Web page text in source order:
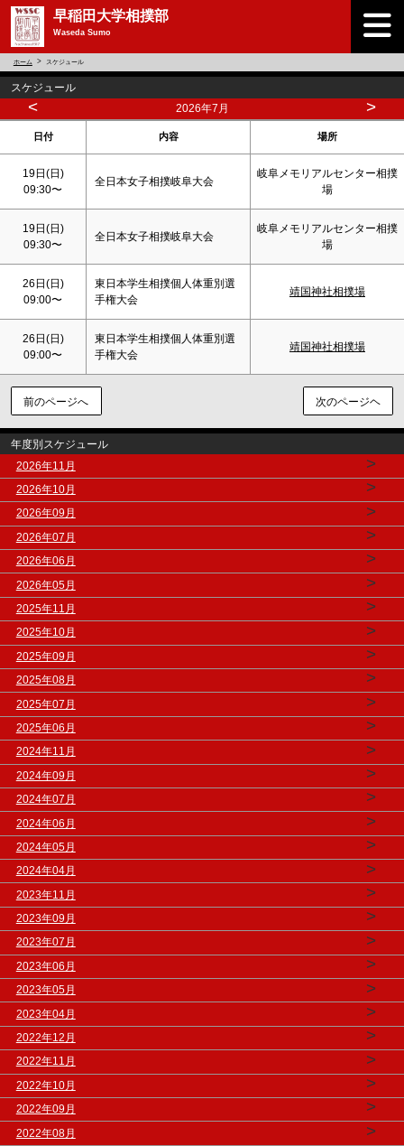
早稲田大学相撲部
Waseda Sumo
ホーム スケジュール
スケジュール
< 2026年7月 >
日付 内容 場所
19日(日)
09:30〜
全日本女子相撲岐阜大会
岐阜メモリアルセンター相撲
場
19日(日)
09:30〜
全日本女子相撲岐阜大会
岐阜メモリアルセンター相撲
場
26日(日)
09:00〜
東日本学生相撲個人体重別選
手権大会
靖国神社相撲場
26日(日)
09:00〜
東日本学生相撲個人体重別選
手権大会
靖国神社相撲場
前のページへ 次のページヘ
年度別スケジュール
2026年11月
>
2026年10月 >
2026年09月 >
2026年07月 >
2026年06月 >
2026年05月 >
2025年11月 >
2025年10月 >
2025年09月 >
2025年08月 >
2025年07月 >
2025年06月 >
2024年11月 >
2024年09月 >
2024年07月 >
2024年06月 >
2024年05月 >
2024年04月 >
2023年11月 >
2023年09月 >
2023年07月 >
2023年06月 >
2023年05月 >
2023年04月 >
2022年12月 >
2022年11月 >
2022年10月 >
2022年09月 >
2022年08月 >